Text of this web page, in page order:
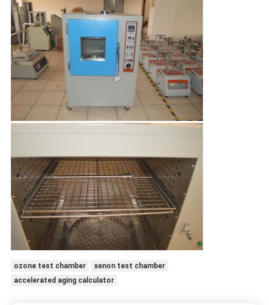
ozone test chamber
xenon test chamber
accelerated aging calculator